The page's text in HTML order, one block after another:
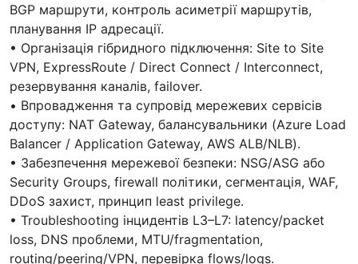
BGP маршрути, контроль асиметрії маршрутів,
планування IP адресації.
• Організація гібридного підключення: Site to Site
VPN, ExpressRoute / Direct Connect / Interconnect,
резервування каналів, failover.
• Впровадження та супровід мережевих сервісів
доступу: NAT Gateway, балансувальники (Azure Load
Balancer / Application Gateway, AWS ALB/NLB).
• Забезпечення мережевої безпеки: NSG/ASG або
Security Groups, firewall політики, сегментація, WAF,
DDoS захист, принцип least privilege.
• Troubleshooting інцидентів L3–L7: latency/packet
loss, DNS проблеми, MTU/fragmentation,
routing/peering/VPN, перевірка flows/logs.